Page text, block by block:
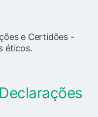
e Certidões -
éticos.